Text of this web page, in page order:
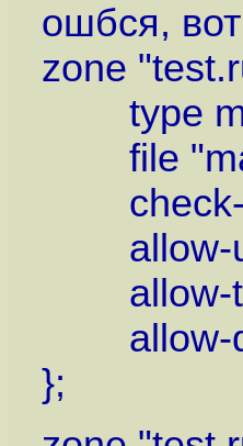
ошбся,
zone
type
file
check-
allow-
allow-
allow-
};